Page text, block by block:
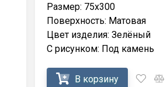
Размер: 75x300
Поверхность: Матовая
Цвет изделия: Зелёный
С рисунком: Под камень
В корзину